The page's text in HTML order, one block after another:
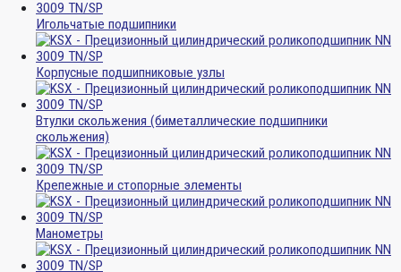
Игольчатые подшипники
Корпусные подшипниковые узлы
Втулки скольжения (биметаллические подшипники
скольжения)
Крепежные и стопорные элементы
Манометры